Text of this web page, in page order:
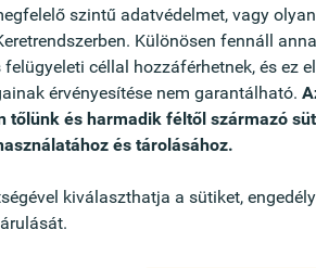
zum Erfolg der Oberbank bei
die auf den individuellen
beraten diese umfassend zu
der Risikoabsicherung und
Ihrer Kund:innen ermöglicht
die Sie effektiv nutzen
pflegen aktiv Ihr Netzwerk und
um erfolgreiche neue
szintű adatvédelmet, vagy
Különösen fennáll
céllal hozzáférhetnek, és ez
érvényesítése nem garantálható.
tőlünk és harmadik féltől származó
és tárolásához.
kiválaszthatja a sütiket,